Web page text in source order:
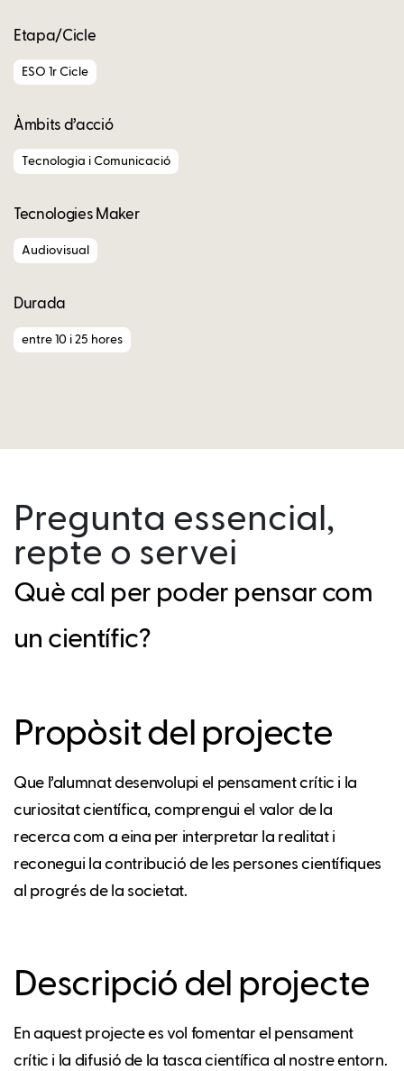
Etapa/Cicle
ESO 1r Cicle
Àmbits d’acció
Tecnologia i Comunicació
Tecnologies Maker
Audiovisual
Durada
entre 10 i 25 hores
Pregunta essencial,
repte o servei
Què cal per poder pensar com
un científic?
Propòsit del projecte
Que l’alumnat desenvolupi el pensament crític i la
curiositat científica, comprengui el valor de la
recerca com a eina per interpretar la realitat i
reconegui la contribució de les persones científiques
al progrés de la societat.
Descripció del projecte
En aquest projecte es vol fomentar el pensament
crític i la difusió de la tasca científica al nostre entorn.